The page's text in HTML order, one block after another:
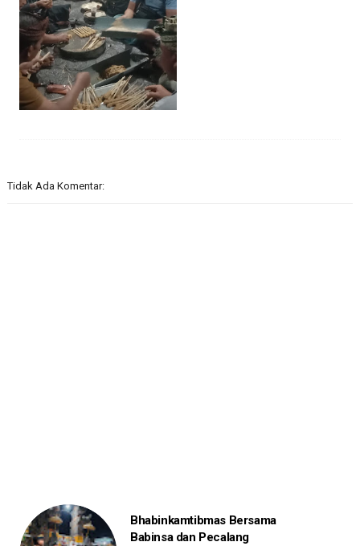
Tidak Ada Komentar:
Bhabinkamtibmas Bersama
Babinsa dan Pecalang